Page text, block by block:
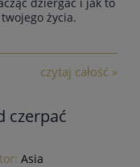
życia.
czytaj całość »
czerpać
Asia